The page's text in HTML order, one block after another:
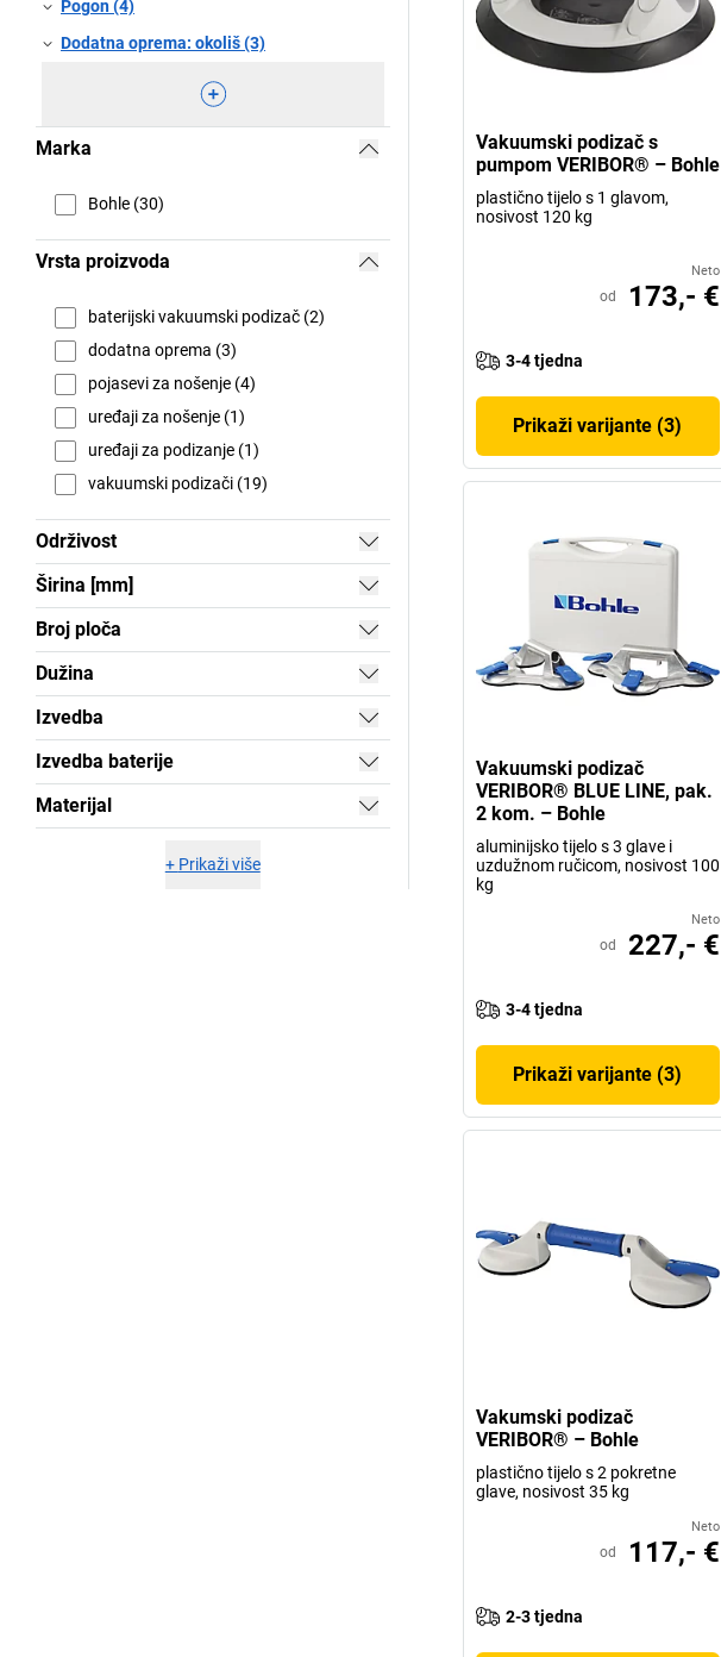
Pogon (4)
Dodatna oprema: okoliš (3)
Marka
Bohle (30)
Vrsta proizvoda
baterijski vakuumski podizač (2)
dodatna oprema (3)
pojasevi za nošenje (4)
uređaji za nošenje (1)
uređaji za podizanje (1)
vakuumski podizači (19)
Održivost
Širina [mm]
Broj ploča
Dužina
Izvedba
Izvedba baterije
Materijal
+ Prikaži više
Vakuumski podizač s
pumpom VERIBOR® – Bohle
plastično tijelo s 1 glavom,
nosivost 120 kg
Neto
od 173,- €
3-4 tjedna
Prikaži varijante (3)
Vakuumski podizač
VERIBOR® BLUE LINE, pak.
2 kom. – Bohle
aluminijsko tijelo s 3 glave i
uzdužnom ručicom, nosivost 100
kg
Neto
od 227,- €
3-4 tjedna
Prikaži varijante (3)
Vakumski podizač
VERIBOR® – Bohle
plastično tijelo s 2 pokretne
glave, nosivost 35 kg
Neto
od 117,- €
2-3 tjedna